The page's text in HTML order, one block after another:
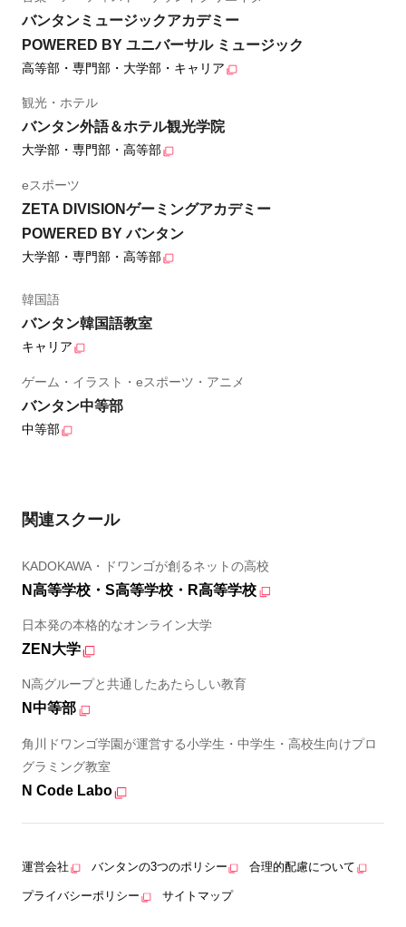
バンタンミュージックアカデミー
POWERED BY ユニバーサル ミュージック
高等部・専門部・大学部・キャリア
観光・ホテル
バンタン外語＆ホテル観光学院
大学部・専門部・高等部
eスポーツ
ZETA DIVISIONゲーミングアカデミー
POWERED BY バンタン
大学部・専門部・高等部
韓国語
バンタン韓国語教室
キャリア
ゲーム・イラスト・eスポーツ・アニメ
バンタン中等部
中等部
関連スクール
KADOKAWA・ドワンゴが創るネットの高校
N高等学校・S高等学校・R高等学校
日本発の本格的なオンライン大学
ZEN大学
N高グループと共通したあたらしい教育
N中等部
角川ドワンゴ学園が運営する小学生・中学生・高校生向けプロ
グラミング教室
N Code Labo
運営会社 バンタンの3つのポリシー 合理的配慮について
プライバシーポリシー サイトマップ